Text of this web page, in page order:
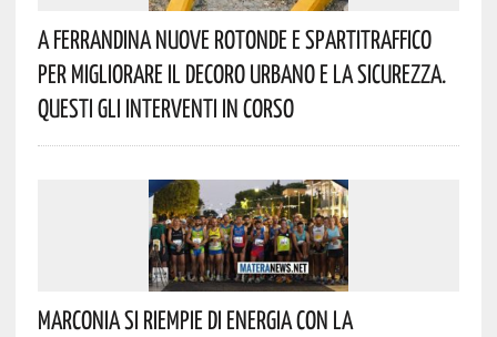
A Ferrandina Nuove Rotonde E Spartitraffico
Per Migliorare Il Decoro Urbano E La Sicurezza.
Questi Gli Interventi In Corso
Marconia Si Riempie Di Energia Con La